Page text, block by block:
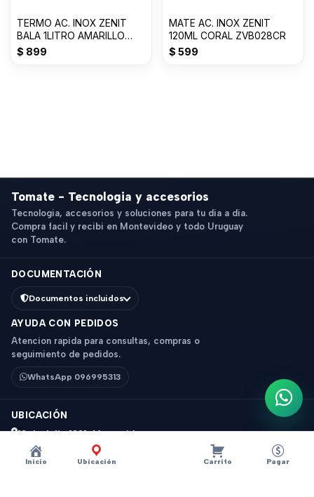
Inicio Ubicación Carrito Pagar
TERMO AC. INOX ZENIT
BALA 1LITRO AMARILLO
PASTEL Z100XZY
$ 899
MATE AC. INOX ZENIT
120ML CORAL ZVB028CR
$ 599
Tomate - Tecnologia y accesorios
Tecnologia, accesorios y soluciones para tu dia a dia.
Compra facil y recibi en Montevideo y todo Uruguay
con Tomate.
DOCUMENTACIÓN
Documentos incluidos
AYUDA CON PEDIDOS
Atencion rapida para consultas, compras o
seguimiento de pedidos.
WhatsApp 096995313
UBICACIÓN
18 de Julio 1831, Montevideo
Horario: 9 a 18 hs